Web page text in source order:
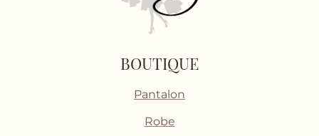
BOUTIQUE
Pantalon
Robe